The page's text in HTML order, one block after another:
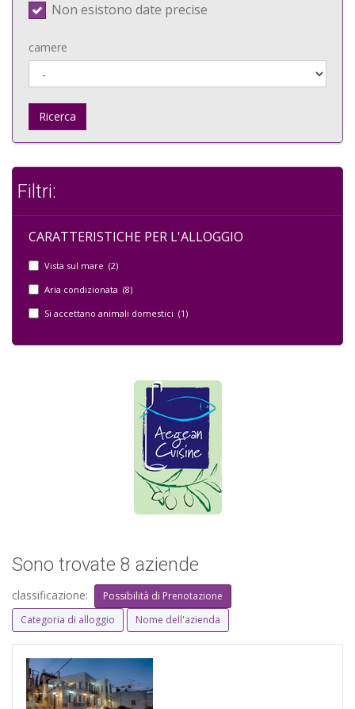
Non esistono date precise
camere
Ricerca
Filtri:
CARATTERISTICHE PER L'ALLOGGIO
Vista sul mare (2)
Aria condizionata (8)
Si accettano animali domestici (1)
Sono trovate 8 aziende
classificazione:
Possibilità di Prenotazione
Categoria di alloggio
Nome dell'azienda